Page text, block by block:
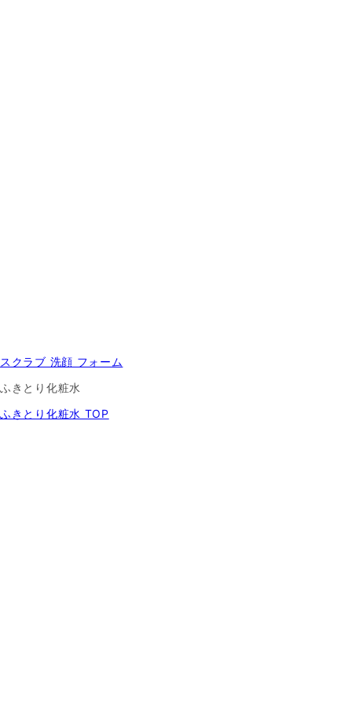
スクラブ 洗顔 フォーム
ふきとり化粧水
ふきとり化粧水 TOP